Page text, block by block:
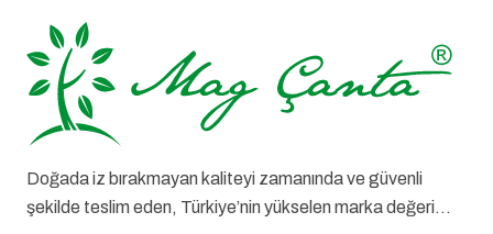
Doğada iz bırakmayan kaliteyi zamanında ve güvenli
şekilde teslim eden, Türkiye’nin yükselen marka değeri…